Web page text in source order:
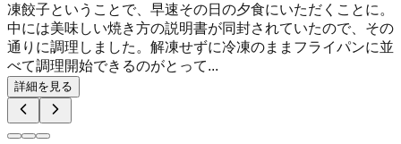
凍餃子ということで、早速その日の夕食にいただくことに。
中には美味しい焼き方の説明書が同封されていたので、その
通りに調理しました。解凍せずに冷凍のままフライパンに並
べて調理開始できるのがとって...
詳細を見る